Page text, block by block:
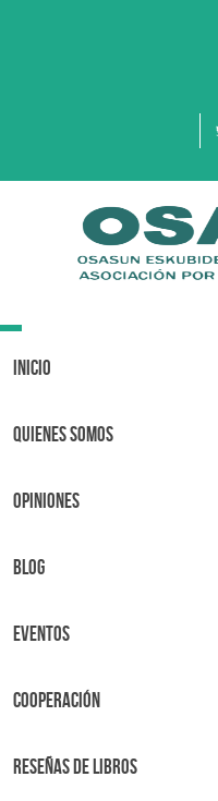
Toggle
Inicio
Quienes Somos
OPINIONES
BLOG
Eventos
Cooperación
Reseñas de libros